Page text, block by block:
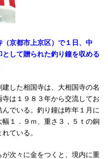
京都市上京区）で１日、中
して贈られた釣り鐘を収める
した相国寺は、大相国寺の名
は１９８３年から交流してお
でいる。釣り鐘は昨年１月に
１．９ｍ、重さ３，５ｔの銅
ている。
次々に金をつくと、境内に重